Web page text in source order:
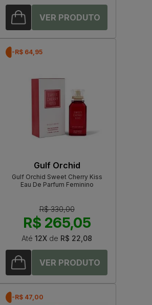
-R$ 64,95
Gulf Orchid
Gulf Orchid Sweet Cherry Kiss
Eau De Parfum Feminino
R$ 330,00
R$ 265,05
Até 12X de R$ 22,08
-R$ 47,00